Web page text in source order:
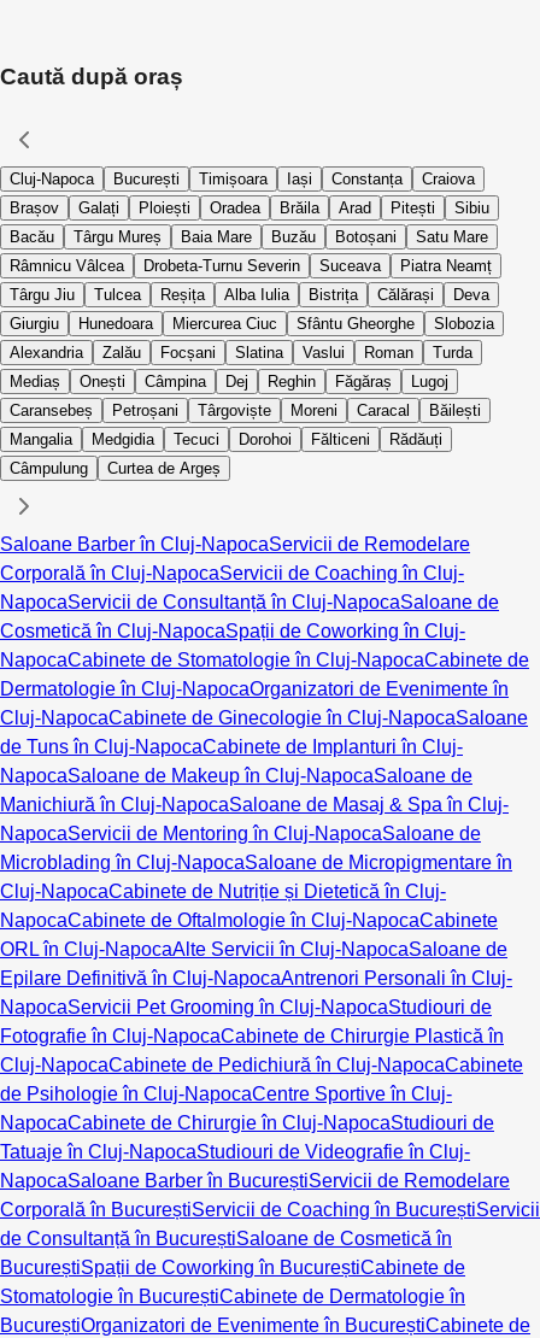
Caută după oraș
Cluj-Napoca București Timișoara Iași Constanța
Craiova
Brașov
Galați Ploiești Oradea Brăila Arad Pitești
Sibiu
Bacău
Târgu Mureș Baia Mare Buzău Botoșani
Satu Mare
Râmnicu Vâlcea
Drobeta-Turnu Severin Suceava
Piatra Neamț
Târgu Jiu
Tulcea Reșița Alba Iulia Bistrița Călărași
Deva
Giurgiu
Hunedoara Miercurea Ciuc Sfântu Gheorghe
Slobozia
Alexandria
Zalău Focșani Slatina Vaslui Roman
Turda
Mediaș
Onești Câmpina Dej Reghin Făgăraș
Lugoj
Caransebeș
Petroșani Târgoviște Moreni Caracal
Băilești
Mangalia
Medgidia Tecuci Dorohoi Fălticeni
Rădăuți
Câmpulung
Curtea de Argeș
Saloane Barber în Cluj-NapocaServicii de Remodelare
Corporală în Cluj-NapocaServicii de Coaching în Cluj-
NapocaServicii de Consultanță în Cluj-NapocaSaloane de
Cosmetică în Cluj-NapocaSpații de Coworking în Cluj-
NapocaCabinete de Stomatologie în Cluj-NapocaCabinete de
Dermatologie în Cluj-NapocaOrganizatori de Evenimente în
Cluj-NapocaCabinete de Ginecologie în Cluj-NapocaSaloane
de Tuns în Cluj-NapocaCabinete de Implanturi în Cluj-
NapocaSaloane de Makeup în Cluj-NapocaSaloane de
Manichiură în Cluj-NapocaSaloane de Masaj & Spa în Cluj-
NapocaServicii de Mentoring în Cluj-NapocaSaloane de
Microblading în Cluj-NapocaSaloane de Micropigmentare în
Cluj-NapocaCabinete de Nutriție și Dietetică în Cluj-
NapocaCabinete de Oftalmologie în Cluj-NapocaCabinete
ORL în Cluj-NapocaAlte Servicii în Cluj-NapocaSaloane de
Epilare Definitivă în Cluj-NapocaAntrenori Personali în Cluj-
NapocaServicii Pet Grooming în Cluj-NapocaStudiouri de
Fotografie în Cluj-NapocaCabinete de Chirurgie Plastică în
Cluj-NapocaCabinete de Pedichiură în Cluj-NapocaCabinete
de Psihologie în Cluj-NapocaCentre Sportive în Cluj-
NapocaCabinete de Chirurgie în Cluj-NapocaStudiouri de
Tatuaje în Cluj-NapocaStudiouri de Videografie în Cluj-
NapocaSaloane Barber în BucureștiServicii de Remodelare
Corporală în BucureștiServicii de Coaching în BucureștiServicii
de Consultanță în BucureștiSaloane de Cosmetică în
BucureștiSpații de Coworking în BucureștiCabinete de
Stomatologie în BucureștiCabinete de Dermatologie în
BucureștiOrganizatori de Evenimente în BucureștiCabinete de